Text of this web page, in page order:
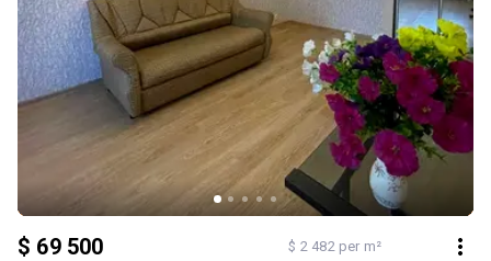
$ 69 500 $ 2 482 per m²